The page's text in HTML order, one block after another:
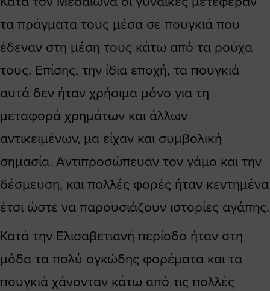
τα πράγματα τους μέσα σε πουγκιά που
έδεναν στη μέση τους κάτω από τα ρούχα
τους. Επίσης, την ίδια εποχή, τα πουγκιά
αυτά δεν ήταν χρήσιμα μόνο για τη
μεταφορά χρημάτων και άλλων
αντικειμένων, μα είχαν και συμβολική
σημασία. Αντιπροσώπευαν τον γάμο και την
δέσμευση, και πολλές φορές ήταν κεντημένα
έτσι ώστε να παρουσιάζουν ιστορίες αγάπης.
Κατά την Ελισαβετιανή περίοδο ήταν στη
μόδα τα πολύ ογκώδης φορέματα και τα
πουγκιά χάνονταν κάτω από τις πολλές